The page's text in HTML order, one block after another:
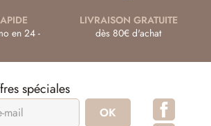
en 24 -
LIVRAISON GRATUITE
dès 80€ d'achat
spéciales